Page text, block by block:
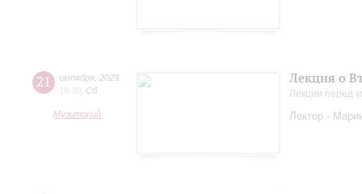
21 октября 2023
18:30 Сб
Музиторий
Лекция о
Лекции перед
Лектор -